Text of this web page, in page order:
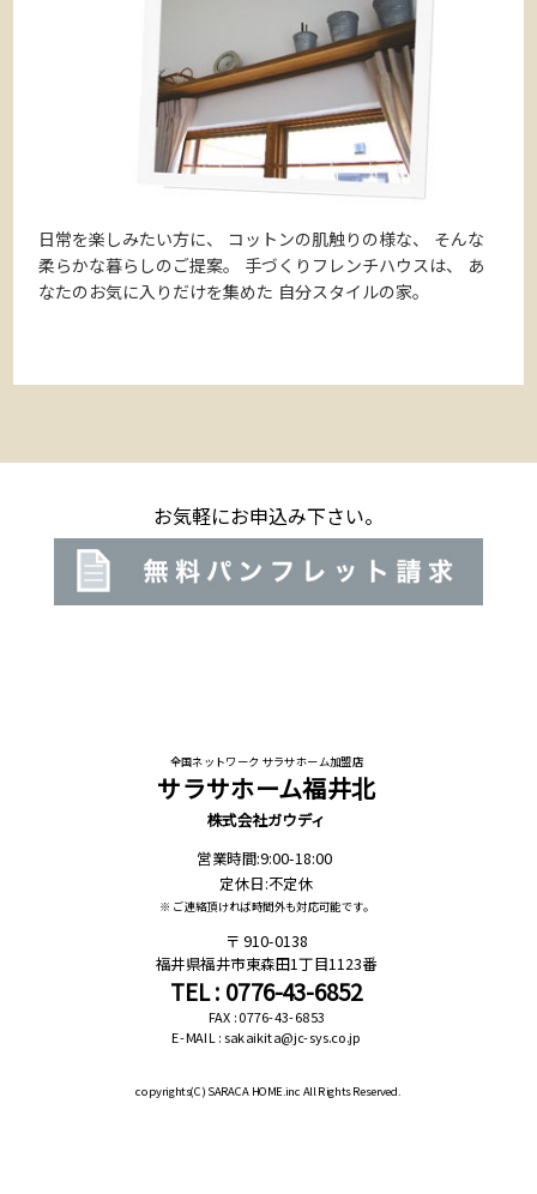
日常を楽しみたい方に、 コットンの肌触りの様な、
そんな
柔らかな暮らしのご提案。
手づくりフレンチハウスは、
あ
なたのお気に入りだけを集めた 自分スタイルの家。
お気軽にお申込み下さい。
全国ネットワーク サラサホーム加盟店
サラサホーム福井北
株式会社ガウディ
営業時間:9:00-18:00
定休日:不定休
※ ご連絡頂ければ時間外も対応可能です。
910-0138
福井県福井市東森田1丁目1123番
TEL : 0776-43-6852
FAX : 0776-43-6853
E-MAIL : sakaikita@jc-sys.co.jp
copyrights(C)SARACA HOME.inc All Rights Reserved.